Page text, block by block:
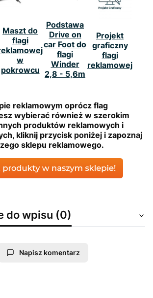
Maszt do
flagi
w
pokrowcu
Podstawa
Drive on
car Foot do
flagi
Winder
2,8 - 5,6m
Projekt
graficzny
flagi
reklamowej
reklamowym oprócz flag
wybierać również w szerokim
produktów reklamowych i
kliknij przycisk poniżej i zapoznaj
sklepu reklamowego.
do wpisu (0)
Napisz komentarz